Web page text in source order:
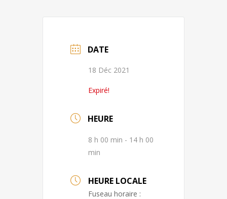
DATE
18 Déc 2021
Expiré!
HEURE
8 h 00 min - 14 h 00
min
HEURE LOCALE
Fuseau horaire :